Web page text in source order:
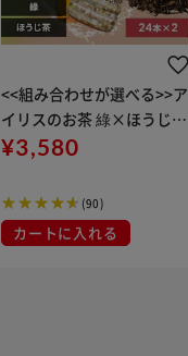
<<組み合わせが選べる>>ア
イリスのお茶 綠×ほうじ茶
【500ml×48本】
¥3,580
(90)
カートに入れる